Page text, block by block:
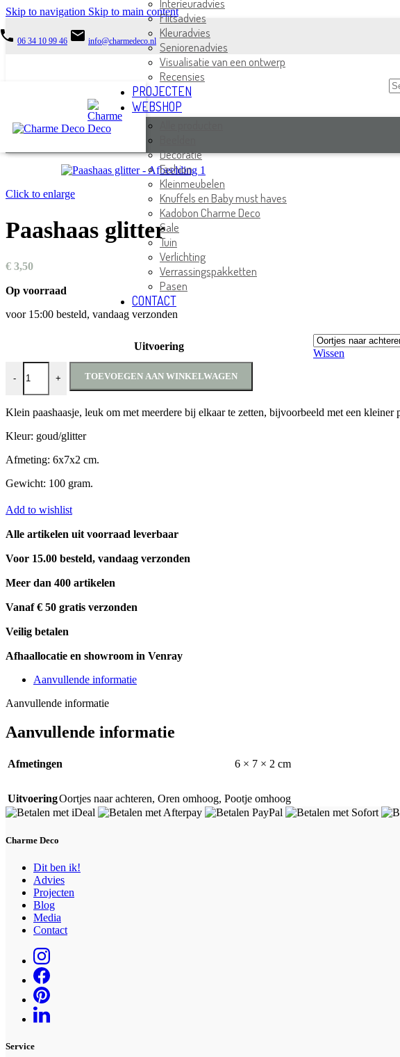
Skip to navigation Skip to main content
06 34 10 99 46 email info@charmedeco.nl
Interieuradvies
Flitsadvies
Kleuradvies
Seniorenadvies
Visualisatie van een ontwerp
Recensies
PROJECTEN
WEBSHOP
Decoratie
Fashion
Kleinmeubelen
Knuffels en Baby must haves
Kadobon Charme Deco
Sale
Tuin
Verlichting
Verrassingspakketten
Pasen
CONTACT
Click to enlarge
Paashaas glitter
€ 3,50
Op voorraad
voor 15:00 besteld, vandaag verzonden
Uitvoering
Wissen
-
Paashaas glitter aantal
+ TOEVOEGEN AAN WINKELWAGEN
Klein paashaasje, leuk om met meerdere bij elkaar te zetten, bijvoorbeeld met een kleiner
Kleur: goud/glitter
Afmeting: 6x7x2 cm.
Gewicht: 100 gram.
Add to wishlist
Alle artikelen uit voorraad leverbaar
Voor 15.00 besteld, vandaag verzonden
Meer dan 400 artikelen
Vanaf € 50 gratis verzonden
Veilig betalen
Afhaallocatie en showroom in Venray
Aanvullende informatie
Aanvullende informatie
Aanvullende informatie
Afmetingen 6 × 7 × 2 cm
UitvoeringOortjes naar achteren, Oren omhoog, Pootje omhoog
Charme Deco
Dit ben ik!
Advies
Projecten
Blog
Media
Contact
Service